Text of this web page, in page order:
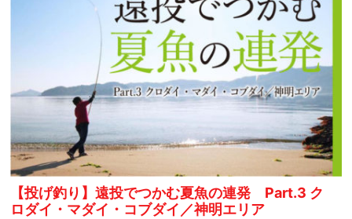
【投げ釣り】遠投でつかむ夏魚の連発 Part.3 ク
ロダイ・マダイ・コブダイ／神明エリア